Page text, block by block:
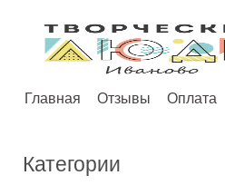
Главная Отзывы Оплата
Категории